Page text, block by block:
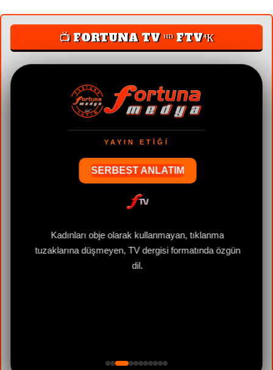
📺 FORTUNA TV ᴴᴰ FTV⁴К
YAYIN ETİĞİ
SERBEST ANLATIM
Kadınları obje olarak kullanmayan, tıklanma
tuzaklarına düşmeyen, TV dergisi formatında özgün
dil.